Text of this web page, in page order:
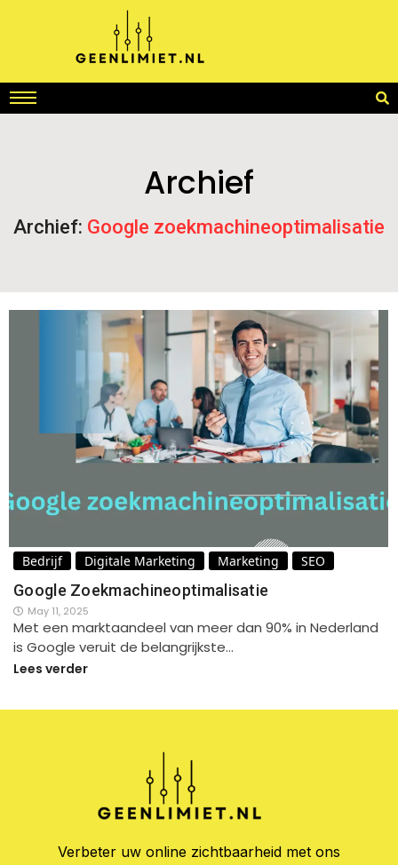
Archief
Archief: Google zoekmachineoptimalisatie
Bedrijf Digitale Marketing Marketing SEO
Google Zoekmachineoptimalisatie
May 11, 2025
Met een marktaandeel van meer dan 90% in Nederland
is Google veruit de belangrijkste…
Lees verder
Verbeter uw online zichtbaarheid met ons